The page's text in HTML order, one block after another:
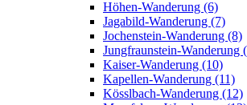
Höhen-Wanderung (6)
Jagabild-Wanderung (7)
Jochenstein-Wanderung (8)
Jungfraunstein-Wanderung
Kaiser-Wanderung (10)
Kapellen-Wanderung (11)
Kösslbach-Wanderung (12)